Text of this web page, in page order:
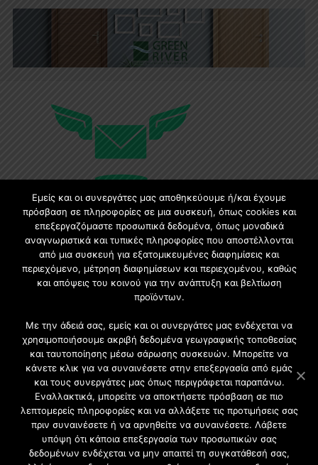
Εγγραφή στο Newsletter
Γίνετε μέλος της μεγαλύτερης διαδικτυακής κοινότητας, ειδικά
για αρχιτέκτονες, σχεδιαστές και λάτρεις της κατασκευής και
2021 CFW - All Rights Reserved
Εμείς και οι συνεργάτες μας αποθηκεύουμε ή/και έχουμε
πρόσβαση σε πληροφορίες σε μια συσκευή, όπως cookies και
επεξεργαζόμαστε προσωπικά δεδομένα, όπως μοναδικά
αναγνωριστικά και τυπικές πληροφορίες που αποστέλλονται
από μια συσκευή για εξατομικευμένες διαφημίσεις και
περιεχόμενο, μέτρηση διαφημίσεων και περιεχομένου, καθώς
και απόψεις του κοινού για την ανάπτυξη και βελτίωση
προϊόντων.
Με την άδειά σας, εμείς και οι συνεργάτες μας ενδέχεται να
χρησιμοποιήσουμε ακριβή δεδομένα γεωγραφικής τοποθεσίας
και ταυτοποίησης μέσω σάρωσης συσκευών. Μπορείτε να
κάνετε κλικ για να συναινέσετε στην επεξεργασία από εμάς
και τους συνεργάτες μας όπως περιγράφεται παραπάνω.
Εναλλακτικά, μπορείτε να αποκτήσετε πρόσβαση σε πιο
λεπτομερείς πληροφορίες και να αλλάξετε τις προτιμήσεις σας
πριν συναινέσετε ή να αρνηθείτε να συναινέσετε. Λάβετε
υπόψη ότι κάποια επεξεργασία των προσωπικών σας
δεδομένων ενδέχεται να μην απαιτεί τη συγκατάθεσή σας,